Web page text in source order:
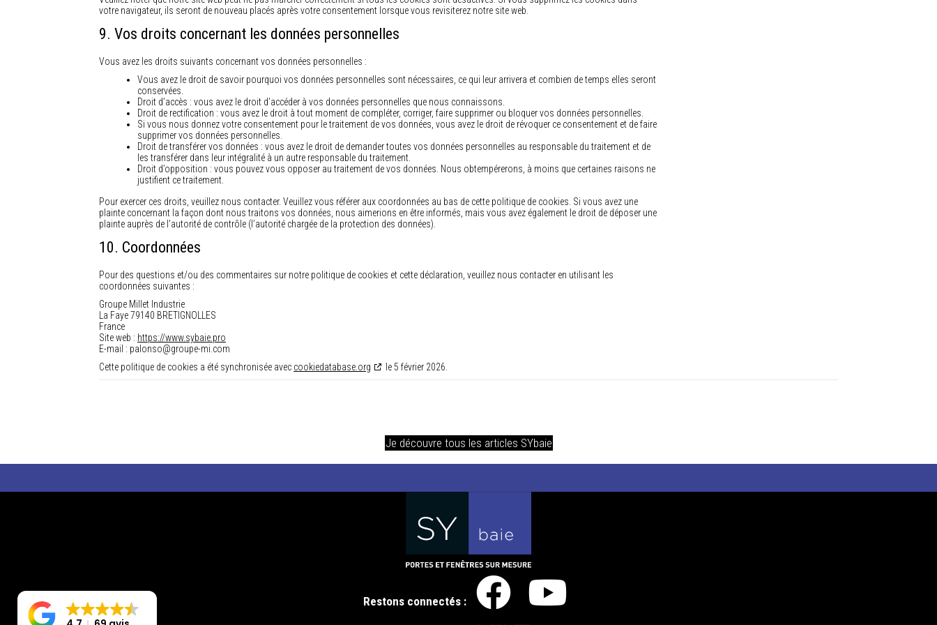
votre navigateur, ils seront de nouveau placés après votre consentement lorsque vous revisiterez notre site web.
9. Vos droits concernant les données personnelles
Vous avez les droits suivants concernant vos données personnelles :
Vous avez le droit de savoir pourquoi vos données personnelles sont nécessaires, ce qui leur arrivera et combien de temps elles seront
conservées.
Droit d’accès : vous avez le droit d’accéder à vos données personnelles que nous connaissons.
Droit de rectification : vous avez le droit à tout moment de compléter, corriger, faire supprimer ou bloquer vos données personnelles.
Si vous nous donnez votre consentement pour le traitement de vos données, vous avez le droit de révoquer ce consentement et de faire
supprimer vos données personnelles.
Droit de transférer vos données : vous avez le droit de demander toutes vos données personnelles au responsable du traitement et de
les transférer dans leur intégralité à un autre responsable du traitement.
Droit d’opposition : vous pouvez vous opposer au traitement de vos données. Nous obtempérerons, à moins que certaines raisons ne
justifient ce traitement.
Pour exercer ces droits, veuillez nous contacter. Veuillez vous référer aux coordonnées au bas de cette politique de cookies. Si vous avez une
plainte concernant la façon dont nous traitons vos données, nous aimerions en être informés, mais vous avez également le droit de déposer une
plainte auprès de l’autorité de contrôle (l’autorité chargée de la protection des données).
10. Coordonnées
Pour des questions et/ou des commentaires sur notre politique de cookies et cette déclaration, veuillez nous contacter en utilisant les
coordonnées suivantes :
Groupe Millet Industrie
La Faye 79140 BRETIGNOLLES
France
Site web : https://www.sybaie.pro
E-mail : palonso@groupe-mi.com
Cette politique de cookies a été synchronisée avec cookiedatabase.org le 5 février 2026.
Je découvre tous les articles SYbaie
Restons connectés :